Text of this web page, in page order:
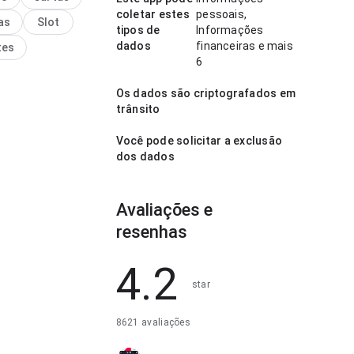
longas; o
fácil de examinar.
torna o app
para testar.
Slot
coletar estes
tipos de
dados
pessoais,
Informações
financeiras e mais
6
Os dados são criptografados em
trânsito
Você pode solicitar a exclusão
dos dados
Avaliações e
resenhas
4.2 star
8621 avaliações